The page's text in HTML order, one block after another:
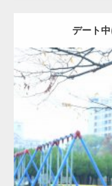
デート
Category:公園の
ダウンロ